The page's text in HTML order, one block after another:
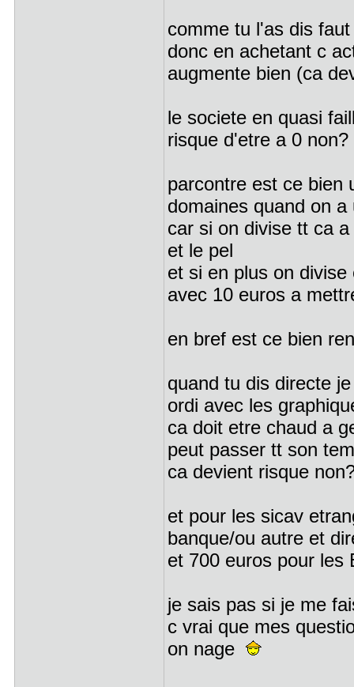
comme tu l'as dis
donc en achetant c
augmente bien (ca
le societe en quasi
risque d'etre a 0 non?
parcontre est ce bien
domaines quand on
car si on divise tt ca
et le pel
et si en plus on
avec 10 euros a
en bref est ce bien
quand tu dis directe
ordi avec les
ca doit etre chaud a
peut passer tt son
ca devient risque
et pour les sicav
banque/ou autre et
et 700 euros pour les
je sais pas si je me
c vrai que mes
on nage